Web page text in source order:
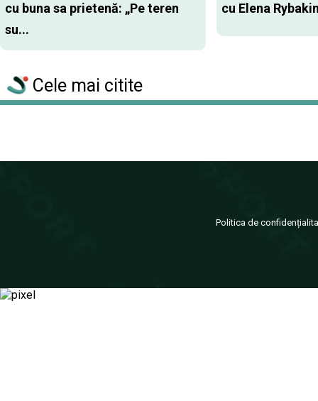
cu buna sa prietenă: „Pe teren
su...
cu Elena
Cele mai citite
Politica de